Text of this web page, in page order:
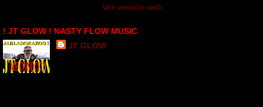
Ver versión web
! JT GLOW ! NASTY FLOW MUSIC
JT GLOW